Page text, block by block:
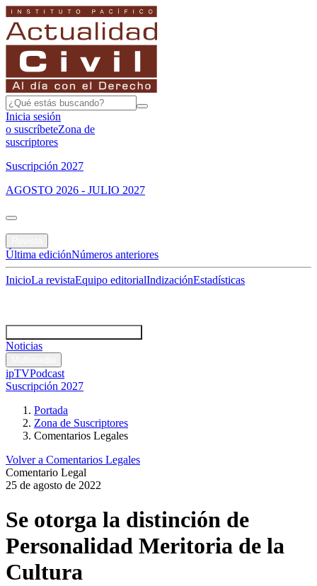
Inicia sesión
o suscríbeteZona de
suscriptores
Suscripción 2027
AGOSTO 2026 - JULIO 2027
Última ediciónNúmeros anteriores
InicioLa revistaEquipo editorialIndizaciónEstadísticas
Noticias
ipTVPodcast
Suscripción 2027
Portada
Zona de Suscriptores
Comentarios Legales
Volver a Comentarios Legales
Comentario Legal
25 de agosto de 2022
Se otorga la distinción de
Personalidad Meritoria de la
Cultura